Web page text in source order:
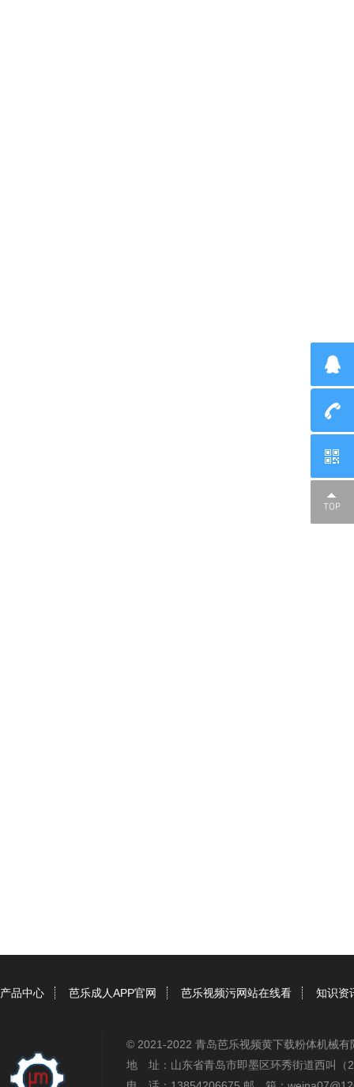
产品中心 芭乐成人APP官网 芭乐视频污网站在线看 知识资
© 2021-2022 青岛芭乐视频黄下载粉体机械
地 址：山东省青岛市即墨区环秀街道西叫（